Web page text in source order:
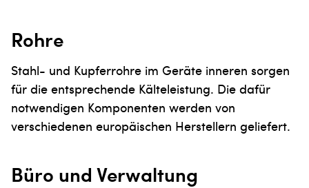
Rohre
Stahl- und Kupferrohre im Geräte inneren sorgen
für die entsprechende Kälteleistung. Die dafür
notwendigen Komponenten werden von
verschiedenen europäischen Herstellern geliefert.
Büro und Verwaltung